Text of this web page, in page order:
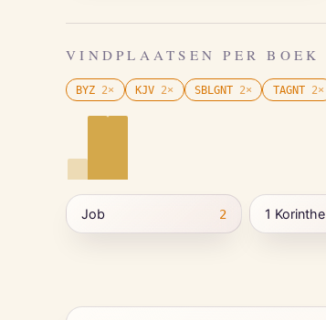
VINDPLAATSEN PER BOEK
BYZ 2× KJV 2× SBLGNT 2× TAGNT 2×
Job 2 1 Korinthe